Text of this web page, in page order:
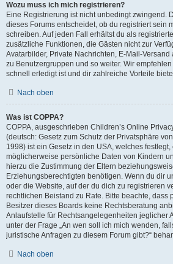
Wozu muss ich mich registrieren?
Eine Registrierung ist nicht unbedingt zwingend.
dieses Forums entscheidet, ob du registriert sein
schreiben. Auf jeden Fall erhältst du als
zusätzliche Funktionen, die Gästen nicht zur
Avatarbilder, Private Nachrichten, E-Mail-
zu Benutzergruppen und so weiter. Wir
schnell erledigt ist und dir zahlreiche Vorteile
Nach oben
Was ist COPPA?
COPPA, ausgeschrieben Children’s Online
(deutsch: Gesetz zum Schutz der Privatsphäre
1998) ist ein Gesetz in den USA, welches festlegt,
möglicherweise persönliche Daten von Kindern
hierzu die Zustimmung der Eltern
Erziehungsberechtigten benötigen. Wenn du dir
oder die Website, auf der du dich zu registrieren
rechtlichen Beistand zu Rate. Bitte beachte, dass
Besitzer dieses Boards keine Rechtsberatung
Anlaufstelle für Rechtsangelegenheiten jeglicher
unter der Frage „An wen soll ich mich wenden,
juristische Anfragen zu diesem Forum gibt?“
Nach oben